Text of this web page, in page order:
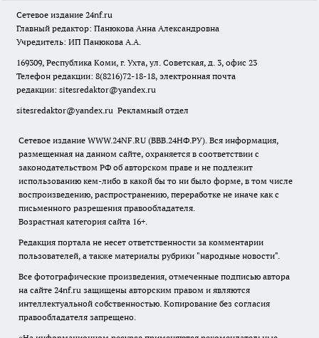
Сетевое издание 24nf.ru
Главный редактор: Панюкова Анна Александровна
Учредитель: ИП Панюкова А.А.
169309, Республика Коми, г. Ухта, ул. Советская, д. 3, офис 23
Телефон редакции: 8(8216)72-18-18, электронная почта
редакции: sitesredaktor@yandex.ru
sitesredaktor@yandex.ru Рекламный отдел
Сетевое издание WWW.24NF.RU (ВВВ.24НФ.РУ). Вся информация,
размещенная на данном сайте, охраняется в соответствии с
законодательством РФ об авторском праве и не подлежит
использованию кем-либо в какой бы то ни было форме, в том числе
воспроизведению, распространению, переработке не иначе как с
письменного разрешения правообладателя.
Возрастная категория сайта 16+.
Редакция портала не несет ответственности за комментарии
пользователей, а также материалы рубрики "народные новости".
Все фотографические произведения, отмеченные подписью автора
на сайте 24nf.ru защищены авторским правом и являются
интеллектуальной собственностью. Копирование без согласия
правообладателя запрещено.